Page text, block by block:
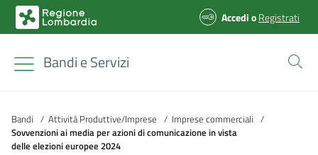
AccedioRegistrati
Bandi e Servizi
Bandi / Attività Produttive/Imprese / Imprese commerciali /
Sovvenzioni ai media per azioni di comunicazione in vista
delle elezioni europee 2024